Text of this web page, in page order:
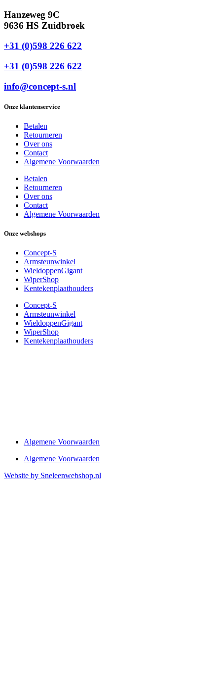
Hanzeweg 9C
9636 HS Zuidbroek
+31 (0)598 226 622
+31 (0)598 226 622
info@concept-s.nl
Onze klantenservice
Betalen
Retourneren
Over ons
Contact
Algemene Voorwaarden
Betalen
Retourneren
Over ons
Contact
Algemene Voorwaarden
Onze webshops
Concept-S
Armsteunwinkel
WieldoppenGigant
WiperShop
Kentekenplaathouders
Concept-S
Armsteunwinkel
WieldoppenGigant
WiperShop
Kentekenplaathouders
Algemene Voorwaarden
Algemene Voorwaarden
Website by Sneleenwebshop.nl